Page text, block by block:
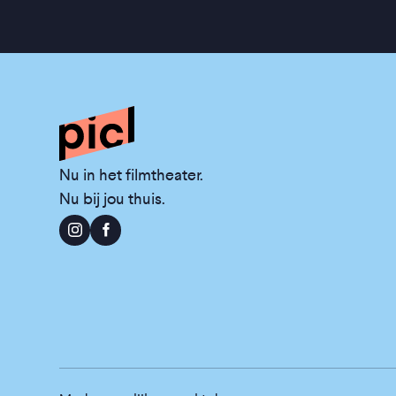
Nu in het filmtheater.
Nu bij jou thuis.